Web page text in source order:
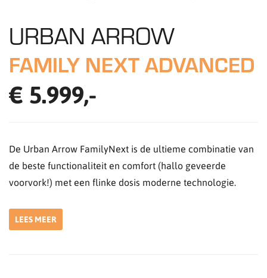
URBAN ARROW
FAMILY NEXT ADVANCED
€ 5.999,-
De Urban Arrow FamilyNext is de ultieme combinatie van
de beste functionaliteit en comfort (hallo geveerde
voorvork!) met een flinke dosis moderne technologie.
LEES MEER